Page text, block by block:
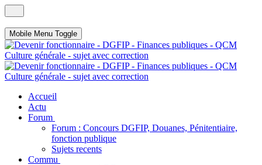
Mobile Menu Toggle
Accueil
Actu
Forum
Forum : Concours DGFIP, Douanes, Pénitentiaire,
fonction publique
Sujets recents
Commu